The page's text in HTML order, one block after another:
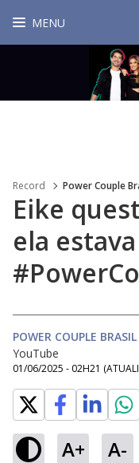
MENU
Record Power Couple
Eike
ela
POWER COUPLE
YouTube
01/06/2025 - 02H21
A+ A-